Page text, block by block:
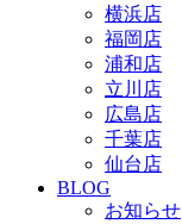
横浜店
福岡店
浦和店
立川店
広島店
千葉店
仙台店
BLOG
お知らせ